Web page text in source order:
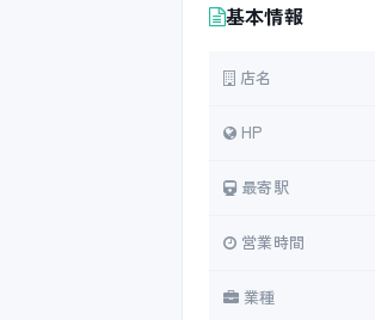
基本情報
店名
HP
最寄駅
営業時間
業種